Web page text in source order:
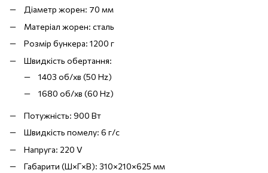
Діаметр жорен: 70 мм
Матеріал жорен: сталь
Розмір бункера: 1200 г
Швидкість обертання:
1403 об/хв (50 Hz)
1680 об/хв (60 Hz)
Потужність: 900 Вт
Швидкість помелу: 6 г/с
Напруга: 220 V
Габарити (Ш×Г×В): 310×210×625 мм